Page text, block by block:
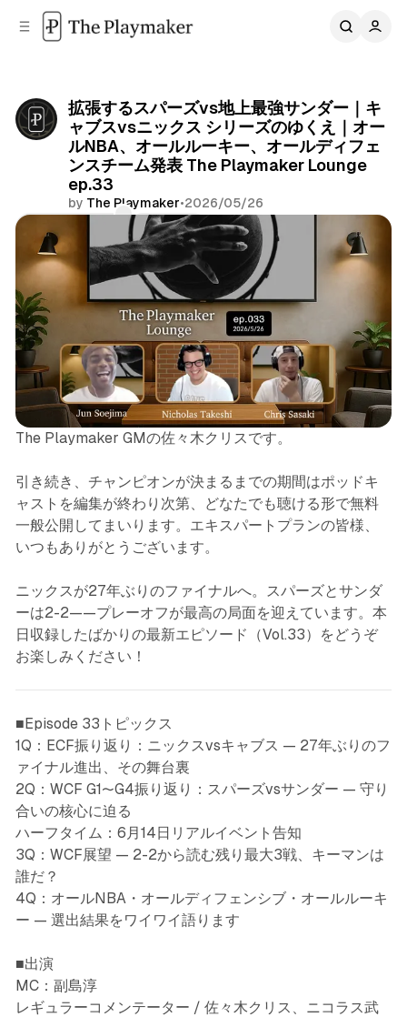
拡張するスパーズvs地上最強サンダー｜キ
ャブスvsニックス シリーズのゆくえ｜オー
ルNBA、オールルーキー、オールディフェ
ンスチーム発表 The Playmaker Lounge
ep.33
by The Playmaker•2026/05/26
Share
The Playmaker GMの佐々木クリスです。
引き続き、チャンピオンが決まるまでの期間はポッドキ
ャストを編集が終わり次第、どなたでも聴ける形で無料
一般公開してまいります。エキスパートプランの皆様、
いつもありがとうございます。
ニックスが27年ぶりのファイナルへ。スパーズとサンダ
ーは2-2——プレーオフが最高の局面を迎えています。本
日収録したばかりの最新エピソード（Vol.33）をどうぞ
お楽しみください！
■Episode 33トピックス
1Q：ECF振り返り：ニックスvsキャブス — 27年ぶりのフ
ァイナル進出、その舞台裏
2Q：WCF G1〜G4振り返り：スパーズvsサンダー — 守り
合いの核心に迫る
ハーフタイム：6月14日リアルイベント告知
3Q：WCF展望 — 2-2から読む残り最大3戦、キーマンは
誰だ？
4Q：オールNBA・オールディフェンシブ・オールルーキ
ー — 選出結果をワイワイ語ります
■出演
MC：副島淳
レギュラーコメンテーター / 佐々木クリス、ニコラス武